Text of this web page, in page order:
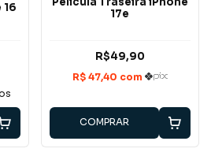
17e
R$49,90
COMPRAR